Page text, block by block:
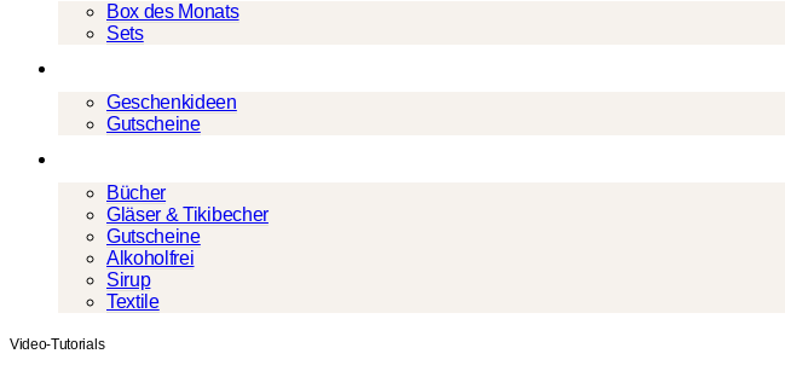
Box des Monats
Sets
Geschenkideen
Gutscheine
Bücher
Gläser & Tikibecher
Gutscheine
Alkoholfrei
Sirup
Textile
Video-Tutorials